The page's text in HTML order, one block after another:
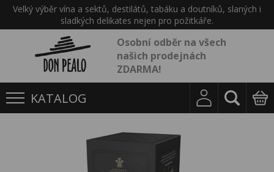
Velký výběr vína a sektů, destilátů, tabáku a doutníků, slaných i
sladkých delikates nejen pro požitkáře.
Osobní odběr na všech
našich prodejnách
ZDARMA!
KATALOG